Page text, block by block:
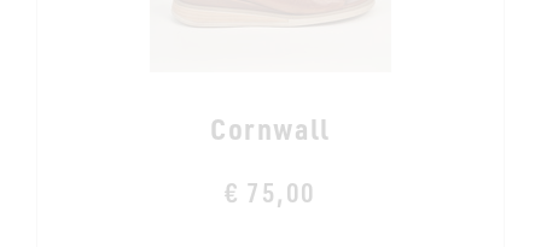
Cornwall
€ 75,00